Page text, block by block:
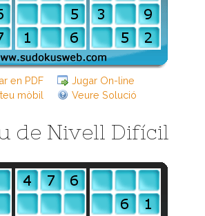
en PDF
Jugar On-line
mòbil
Veure Solució
de Nivell Difícil